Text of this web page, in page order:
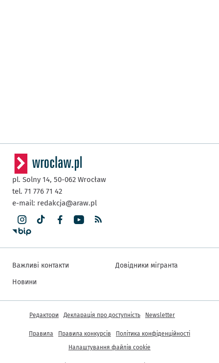
pl. Solny 14, 50-062 Wrocław
tel. 71 776 71 42
e-mail: redakcja@araw.pl
Важливі контакти
Новини
Довідники мігранта
Інша інформація
Редактори Декларація про доступність Newsletter
Правила Правила конкурсів
Політика конфіденційності
Налаштування файлів cookie